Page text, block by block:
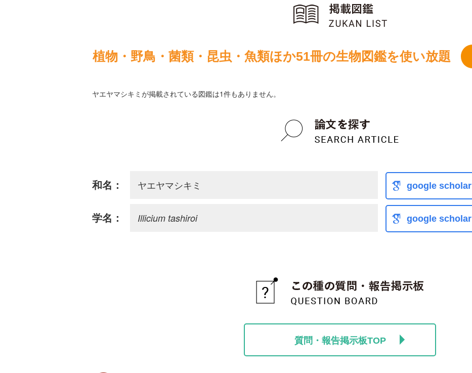
植物・野鳥・菌類・昆虫・魚類ほか51冊の生物図鑑を使い放題
ヤエヤマシキミが掲載されている図鑑は1件もありません。
和名： ヤエヤマシキミ google scholar
学名： Illicium tashiroi google scholar
質問・報告掲示板TOP